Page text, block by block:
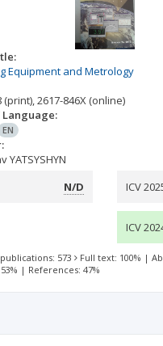
Equipment and Metrology
(print),2617-846X (online)
Language:
EN
YATSYSHYN
N/D ICV
ICV
573 Full text: 100% |
| References: 47%